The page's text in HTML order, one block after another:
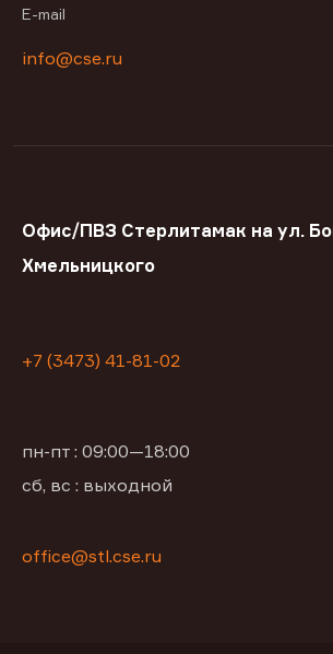
E-mail
info@cse.ru
Офис/ПВЗ Стерлитамак на ул.
Хмельницкого
+7 (3473) 41-81-02
пн-пт : 09:00—18:00
сб, вс : выходной
office@stl.cse.ru